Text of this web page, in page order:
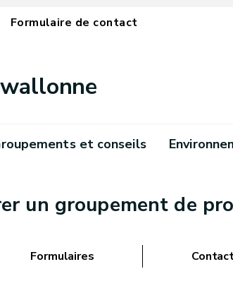
Formulaire de contact
et conseils
un groupement de
Formulaires